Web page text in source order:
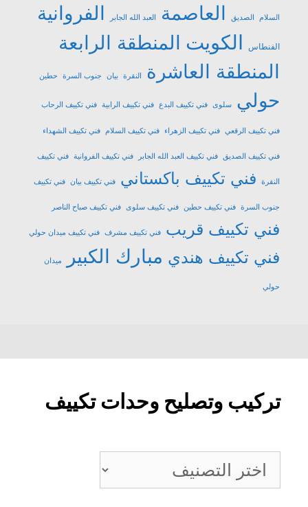
السلام الصديق العاصمة العبد الله الجابر الفروانية
الفنطاس الكويت المنطقة الرابعة
المنطقة العاشرة
النقرة بيان جنوب السرة حطين
حولي سلوى فني تكييف البدع فني تكييف الرابية فني تكييف الرحاب
فني تكييف الرقعي فني تكييف الزهراء فني تكييف السلام فني تكييف الشهداء
فني تكييف الصديق فني تكييف العبد الله الجابر فني تكييف الفروانية فني تكييف
النقرة فني تكييف باكستاني فني تكييف بيان فني تكييف
جنوب السرة فني تكييف حطين فني تكييف سلوى فني تكييف صباح الناصر
فني تكييف قريب فني تكييف مشرف فني تكييف ميدان حولي
فني تكييف هندي مبارك الكبير ميدان
حولي
تركيب وتصليح وحدات تكييف
تركيب
وتصليح